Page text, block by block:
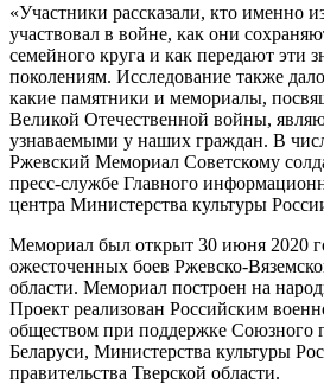
«Участники рассказали, кто именно
участвовал в войне, как они
семейного круга и как передают эти
поколениям. Исследование также
какие памятники и мемориалы,
Великой Отечественной войны,
узнаваемыми у наших граждан. В
Ржевский Мемориал Советскому
пресс-службе Главного
центра Министерства культуры
Мемориал был открыт 30 июня 2020
ожесточенных боев Ржевско-
области. Мемориал построен на
Проект реализован Российским
обществом при поддержке Союзного
Беларуси, Министерства культуры
правительства Тверской области.